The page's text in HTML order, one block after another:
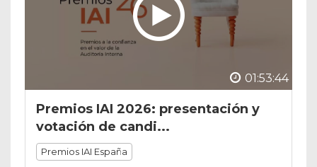
01:53:44
Premios IAI 2026: presentación y
votación de candi...
Premios IAI España